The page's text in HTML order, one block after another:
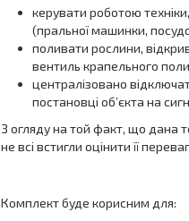
керувати роботою
(пральної машинки,
поливати рослини,
вентиль крапельного
централізовано
постановці об’єкта на
З огляду на той факт, що дана
не всі встигли оцінити її
Комплект буде корисним для: